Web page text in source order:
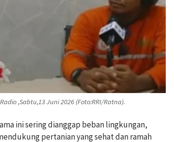
,Sabtu,13 Juni 2026 (Foto:RRI/Ratna).
ini sering dianggap beban lingkungan,
pertanian yang sehat dan ramah